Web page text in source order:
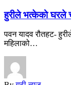
हुरीले भत्केकाे घरले
पवन यादव रौतहट-
महिलाको…